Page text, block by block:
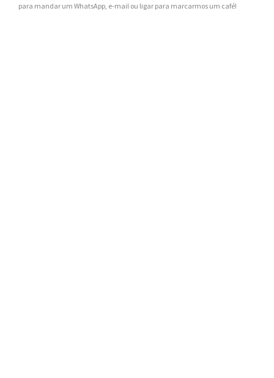
para mandar um WhatsApp, e-mail ou ligar para marcarmos um café!